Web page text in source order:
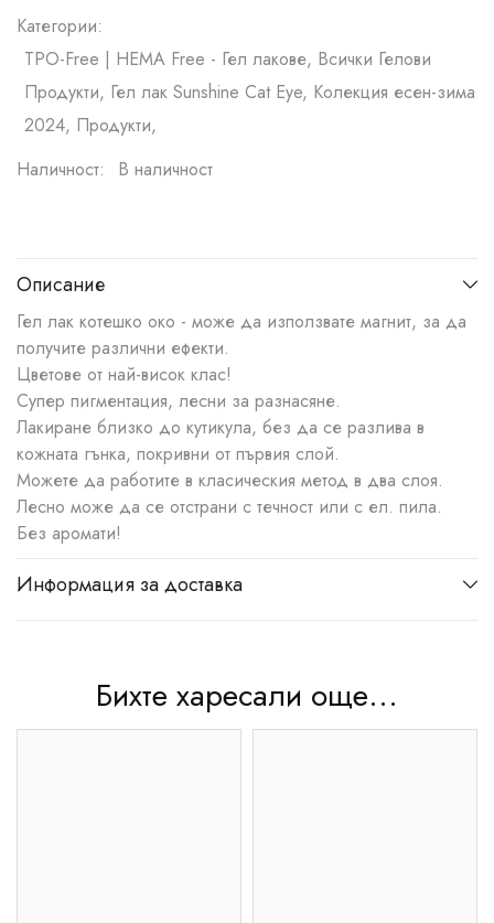
Категории:
TPO-Free | HEMA Free - Гел лакове, Всички Гелови
Продукти, Гел лак Sunshine Cat Eye, Колекция есен-зима
2024, Продукти,
Наличност:
В наличност
Описание
Гел лак котешко око - може да използвате магнит, за да
получите различни ефекти.
Цветове от най-висок клас!
Супер пигментация, лесни за разнасяне.
Лакиране близко до кутикула, без да се разлива в
кожната гънка, покривни от първия слой.
Можете да работите в класическия метод в два слоя.
Лесно може да се отстрани с течност или с ел. пила.
Без аромати!
Информация за доставка
Бихте харесали още...